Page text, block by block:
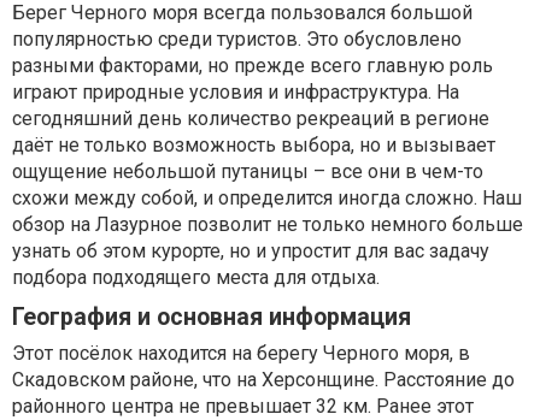
Берег Черного моря всегда пользовался большой
популярностью среди туристов. Это обусловлено
разными факторами, но прежде всего главную роль
играют природные условия и инфраструктура. На
сегодняшний день количество рекреаций в регионе
даёт не только возможность выбора, но и вызывает
ощущение небольшой путаницы – все они в чем-то
схожи между собой, и определится иногда сложно. Наш
обзор на Лазурное позволит не только немного больше
узнать об этом курорте, но и упростит для вас задачу
подбора подходящего места для отдыха.
География и основная информация
Этот посёлок находится на берегу Черного моря, в
Скадовском районе, что на Херсонщине. Расстояние до
районного центра не превышает 32 км. Ранее этот